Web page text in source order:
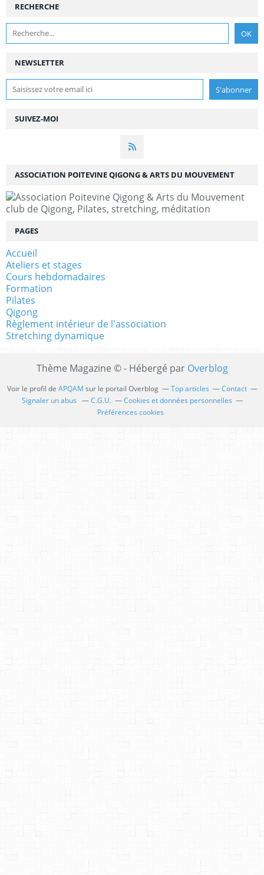
NEWSLETTER
SUIVEZ-MOI
RECHERCHE
ASSOCIATION POITEVINE QIGONG & ARTS DU MOUVEMENT
club de Qigong, Pilates, stretching, méditation
PAGES
Accueil
Ateliers et stages
Cours hebdomadaires
Formation
Pilates
Qigong
Règlement intérieur de l'association
Stretching dynamique
Thème Magazine © - Hébergé par Overblog
Voir le profil de APQAM sur le portail Overblog Top articles
Contact
Signaler un abus
C.G.U.
Cookies et données personnelles
Préférences cookies